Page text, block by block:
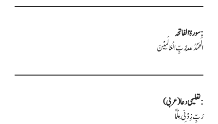
سورۃ الفاتحہ:
الْحَمْدُ لِلّٰہِ رَبِّ الْعَالَمِیْنَ
تعلیمی دعا (عربی):
رَبِّ زِدْنِی عِلْمًا